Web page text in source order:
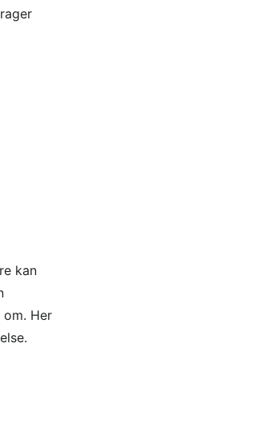
kan
Her